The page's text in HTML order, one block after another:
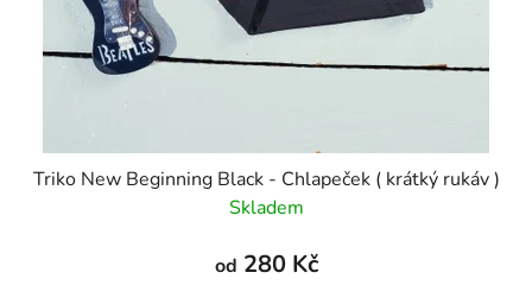
Triko New Beginning Black - Chlapeček ( krátký rukáv )
Skladem
od 280 Kč